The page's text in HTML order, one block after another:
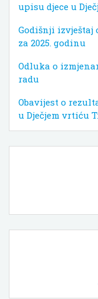
upisu djece u
Godišnji
za 2025. godinu
Odluka o
radu
Obavijest o
u Dječjem vrtiću